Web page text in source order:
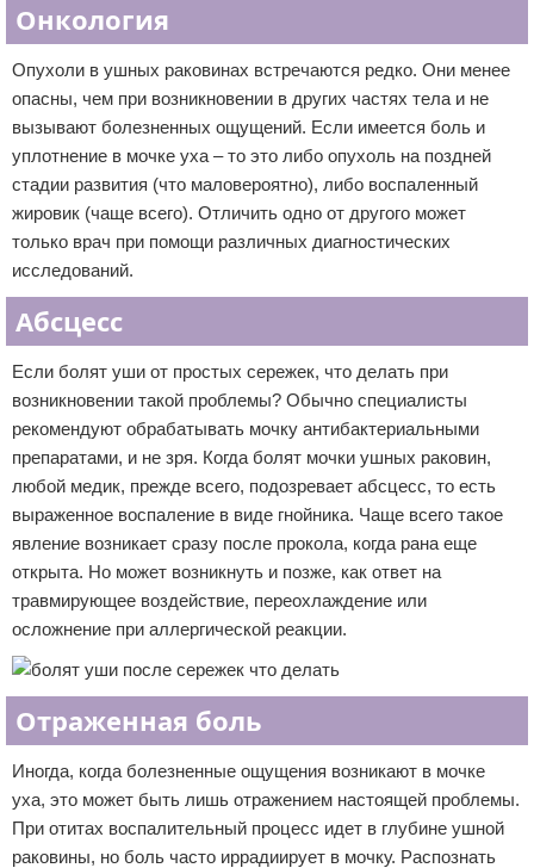
Онкология
Опухоли в ушных раковинах встречаются редко. Они менее
опасны, чем при возникновении в других частях тела и не
вызывают болезненных ощущений. Если имеется боль и
уплотнение в мочке уха – то это либо опухоль на поздней
стадии развития (что маловероятно), либо воспаленный
жировик (чаще всего). Отличить одно от другого может
только врач при помощи различных диагностических
исследований.
Абсцесс
Если болят уши от простых сережек, что делать при
возникновении такой проблемы? Обычно специалисты
рекомендуют обрабатывать мочку антибактериальными
препаратами, и не зря. Когда болят мочки ушных раковин,
любой медик, прежде всего, подозревает абсцесс, то есть
выраженное воспаление в виде гнойника. Чаще всего такое
явление возникает сразу после прокола, когда рана еще
открыта. Но может возникнуть и позже, как ответ на
травмирующее воздействие, переохлаждение или
осложнение при аллергической реакции.
Отраженная боль
Иногда, когда болезненные ощущения возникают в мочке
уха, это может быть лишь отражением настоящей проблемы.
При отитах воспалительный процесс идет в глубине ушной
раковины, но боль часто иррадиирует в мочку. Распознать